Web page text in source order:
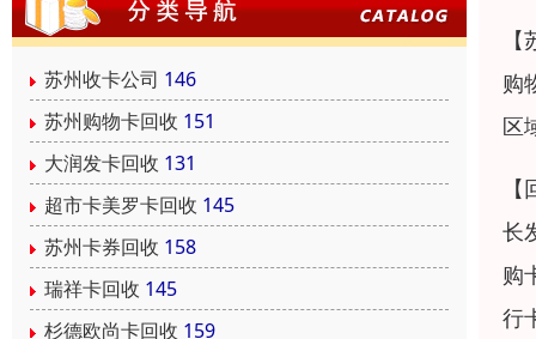
苏州收卡公司 146
苏州购物卡回收 151
大润发卡回收 131
超市卡美罗卡回收 145
苏州卡券回收 158
瑞祥卡回收 145
杉德欧尚卡回收 159
购
区
长
购
行